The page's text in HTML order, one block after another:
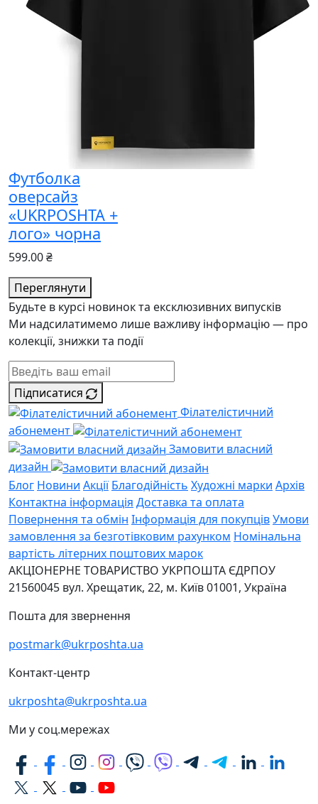
Футболка
оверсайз
«UKRPOSHTA +
лого» чорна
599.00 ₴
Переглянути
Будьте в курсі новинок та ексклюзивних випусків
Ми надсилатимемо лише важливу інформацію — про
колекції, знижки та події
Підписатися
Філателістичний
абонемент
Замовити власний
дизайн
Блог Новини Акції Благодійність Художні марки Архів
Контактна інформація Доставка та оплата
Повернення та обмін Інформація для покупцівУмови
замовлення за безготівковим рахунком Номінальна
вартість літерних поштових марок
АКЦІОНЕРНЕ ТОВАРИСТВО УКРПОШТА ЄДРПОУ
21560045 вул. Хрещатик, 22, м. Київ01001, Україна
Пошта для звернення
postmark@ukrposhta.ua
Контакт-центр
ukrposhta@ukrposhta.ua
Ми у соц.мережах